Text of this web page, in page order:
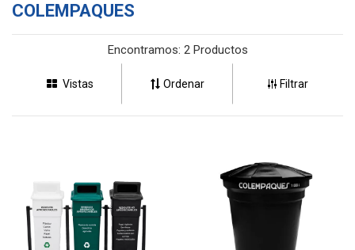
COLEMPAQUES
Encontramos: 2 Productos
Vistas Ordenar Filtrar